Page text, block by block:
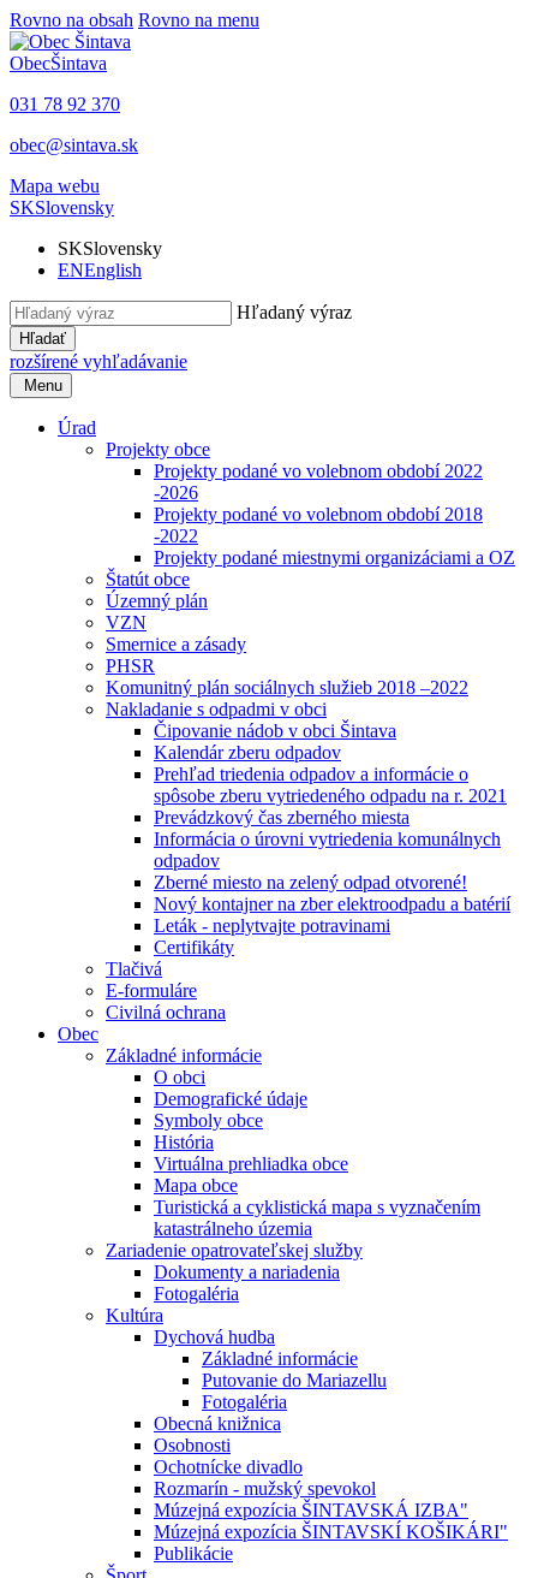
Rovno na obsah Rovno na menu
ObecŠintava
031 78 92 370
obec@sintava.sk
Mapa webu
SKSlovensky
SKSlovensky
ENEnglish
Hľadaný výraz
Hľadať
rozšírené vyhľadávanie
Menu
Úrad
Projekty obce
Projekty podané vo volebnom období 2022
-2026
Projekty podané vo volebnom období 2018
-2022
Projekty podané miestnymi organizáciami a OZ
Štatút obce
Územný plán
VZN
Smernice a zásady
PHSR
Komunitný plán sociálnych služieb 2018 –2022
Nakladanie s odpadmi v obci
Čipovanie nádob v obci Šintava
Kalendár zberu odpadov
Prehľad triedenia odpadov a informácie o
spôsobe zberu vytriedeného odpadu na r. 2021
Prevádzkový čas zberného miesta
Informácia o úrovni vytriedenia komunálnych
odpadov
Zberné miesto na zelený odpad otvorené!
Nový kontajner na zber elektroodpadu a batérií
Leták - neplytvajte potravinami
Certifikáty
Tlačivá
E-formuláre
Civilná ochrana
Obec
Základné informácie
O obci
Demografické údaje
Symboly obce
História
Virtuálna prehliadka obce
Mapa obce
Turistická a cyklistická mapa s vyznačením
katastrálneho územia
Zariadenie opatrovateľskej služby
Dokumenty a nariadenia
Fotogaléria
Kultúra
Dychová hudba
Základné informácie
Putovanie do Mariazellu
Fotogaléria
Obecná knižnica
Osobnosti
Ochotnícke divadlo
Rozmarín - mužský spevokol
Múzejná expozícia ŠINTAVSKÁ IZBA"
Múzejná expozícia ŠINTAVSKÍ KOŠIKÁRI"
Publikácie